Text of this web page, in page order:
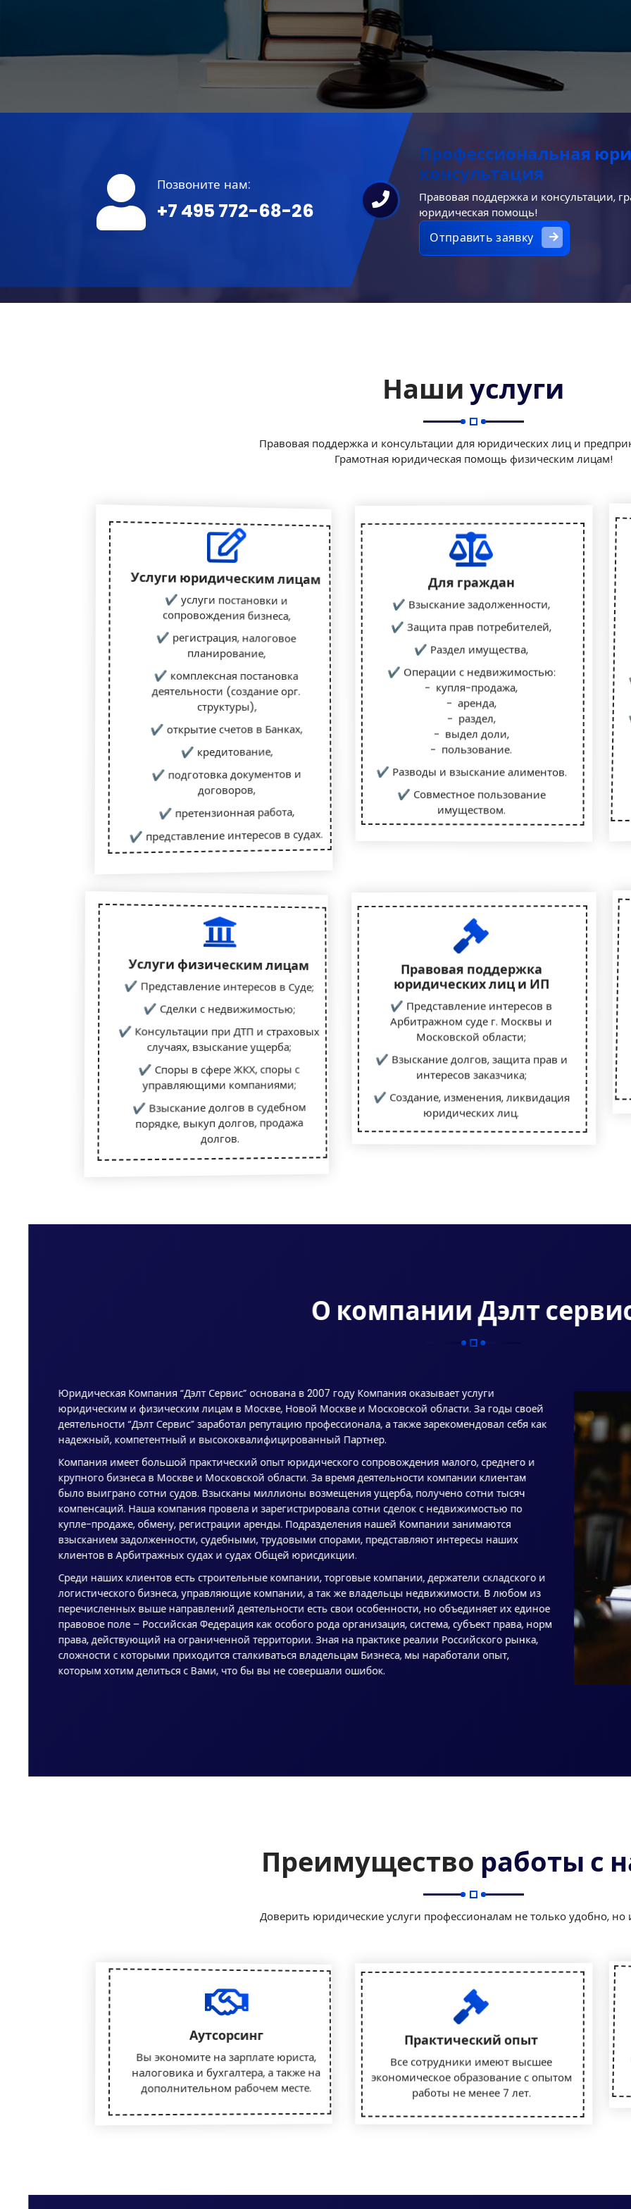
Позвоните нам:
+7 495 772-68-26
Профессиональная
консультация
Правовая поддержка и консультации,
юридическая помощь!
Отправить заявку
Нашиуслуги
Правовая поддержка и консультации для юридических лиц и
Грамотная юридическая помощь физическим лицам!
Услуги юридическим лицам
✔ услуги постановки и
сопровождения бизнеса,
✔ регистрация, налоговое
планирование,
✔ комплексная постановка
деятельности (создание орг.
структуры),
✔ открытие счетов в Банках,
✔ кредитование,
✔ подготовка документов и
договоров,
✔ претензионная работа,
✔ представление интересов в судах.
Для граждан
✔ Взыскание задолженности,
✔ Защита прав потребителей,
✔ Раздел имущества,
✔ Операции с недвижимостью:
- купля-продажа,
- аренда,
- раздел,
- выдел доли,
- пользование.
✔ Разводы и взыскание алиментов.
✔ Совместное пользование
имуществом.
Услуги физическим лицам
✔ Представление интересов в Суде;
✔ Сделки с недвижимостью;
✔ Консультации при ДТП и страховых
случаях, взыскание ущерба;
✔ Споры в сфере ЖКХ, споры с
управляющими компаниями;
✔ Взыскание долгов в судебном
порядке, выкуп долгов, продажа
долгов.
Правовая поддержка
юридических лиц и ИП
✔ Представление интересов в
Арбитражном суде г. Москвы и
Московской области;
✔ Взыскание долгов, защита прав и
интересов заказчика;
✔ Создание, изменения, ликвидация
юридических лиц.
О компании Дэлт
Юридическая Компания “Дэлт Сервис” основана в 2007 году Компания оказывает услуги
юридическим и физическим лицам в Москве, Новой Москве и Московской области. За годы своей
деятельности “Дэлт Сервис” заработал репутацию профессионала, а также зарекомендовал себя как
надежный, компетентный и высококвалифицированный Партнер.
Компания имеет большой практический опыт юридического сопровождения малого, среднего и
крупного бизнеса в Москве и Московской области. За время деятельности компании клиентам
было выиграно сотни судов. Взысканы миллионы возмещения ущерба, получено сотни тысяч
компенсаций. Наша компания провела и зарегистрировала сотни сделок с недвижимостью по
купле-продаже, обмену, регистрации аренды. Подразделения нашей Компании занимаются
взысканием задолженности, судебными, трудовыми спорами, представляют интересы наших
клиентов в Арбитражных судах и судах Общей юрисдикции.
Среди наших клиентов есть строительные компании, торговые компании, держатели складского и
логистического бизнеса, управляющие компании, а так же владельцы недвижимости. В любом из
перечисленных выше направлений деятельности есть свои особенности, но объединяет их единое
правовое поле – Российская Федерация как особого рода организация, система, субъект права, норм
права, действующий на ограниченной территории. Зная на практике реалии Российского рынка,
сложности с которыми приходится сталкиваться владельцам Бизнеса, мы наработали опыт,
которым хотим делиться с Вами, что бы вы не совершали ошибок.
Преимущество работы с
Доверить юридические услуги профессионалам не только удобно,
Аутсорсинг
Вы экономите на зарплате юриста,
налоговика и бухгалтера, а также на
дополнительном рабочем месте.
Практический опыт
Все сотрудники имеют высшее
экономическое образование с опытом
работы не менее 7 лет.